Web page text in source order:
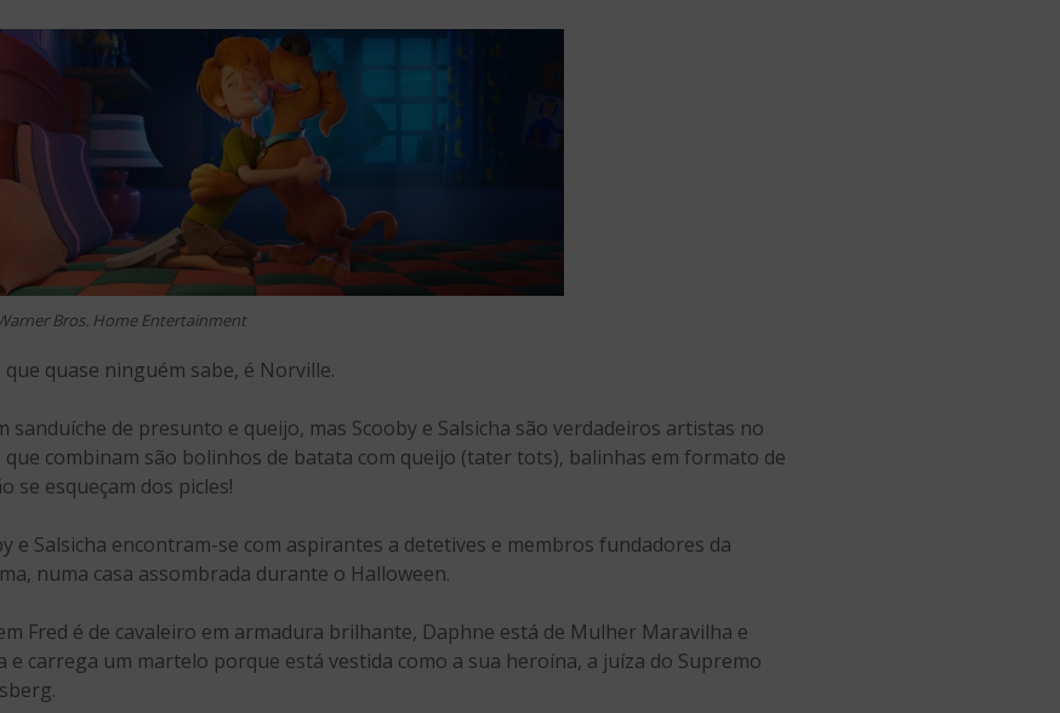
Bros. Home Entertainment
quase ninguém sabe, é Norville.
sanduíche de presunto e queijo, mas Scooby e Salsicha são verdadeiros artistas no
combinam são bolinhos de batata com queijo (tater tots), balinhas em formato de
se esqueçam dos picles!
e Salsicha encontram-se com aspirantes a detetives e membros fundadores da
numa casa assombrada durante o Halloween.
Fred é de cavaleiro em armadura brilhante, Daphne está de Mulher Maravilha e
carrega um martelo porque está vestida como a sua heroína, a juíza do Supremo